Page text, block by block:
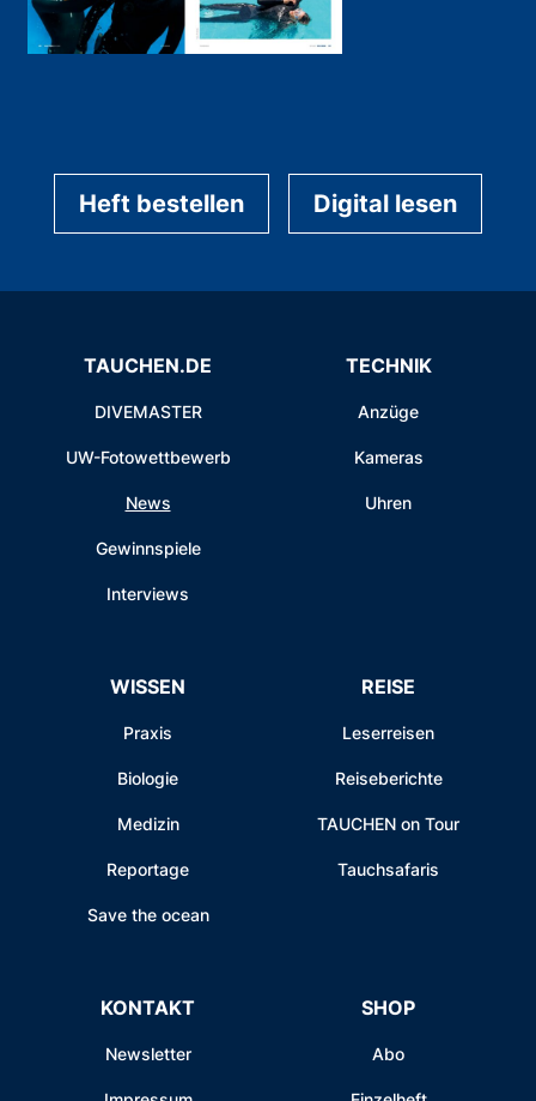
Heft bestellen Digital lesen
TAUCHEN.DE
DIVEMASTER
UW-Fotowettbewerb
News
Gewinnspiele
Interviews
TECHNIK
Anzüge
Kameras
Uhren
WISSEN
Praxis
Biologie
Medizin
Reportage
Save the ocean
REISE
Leserreisen
Reiseberichte
TAUCHEN on Tour
Tauchsafaris
KONTAKT
Newsletter
SHOP
Abo